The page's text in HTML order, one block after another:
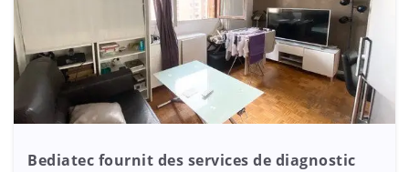
Bediatec fournit des services de diagnostic